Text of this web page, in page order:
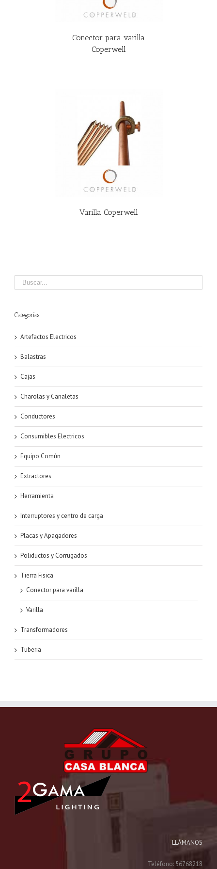
Conector para varilla
Coperwell
Varilla Coperwell
Categorías
Artefactos Electricos
Balastras
Cajas
Charolas y Canaletas
Conductores
Consumibles Electricos
Equipo Común
Extractores
Herramienta
Interruptores y centro de carga
Placas y Apagadores
Poliductos y Corrugados
Tierra Fisica
Conector para varilla
Varilla
Transformadores
Tuberia
LLÁMANOS
Teléfono: 56768218